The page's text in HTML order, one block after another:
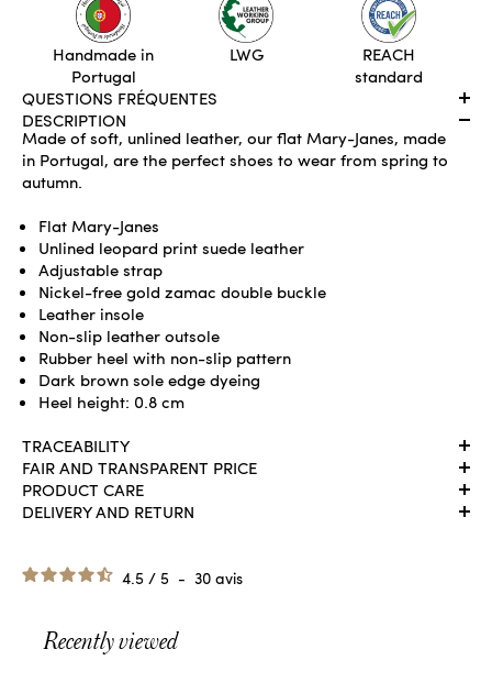
Handmade in
Portugal
LWG
REACH
standard
QUESTIONS FRÉQUENTES
DESCRIPTION
Made of soft, unlined leather, our flat Mary-Janes, made
in Portugal, are the perfect shoes to wear from spring to
autumn.
Flat Mary-Janes
Unlined leopard print suede leather
Adjustable strap
Nickel-free gold zamac double buckle
Leather insole
Non-slip leather outsole
Rubber heel with non-slip pattern
Dark brown sole edge dyeing
Heel height: 0.8 cm
TRACEABILITY
FAIR AND TRANSPARENT PRICE
PRODUCT CARE
DELIVERY AND RETURN
4.5 / 5 - 30 avis
Recently viewed